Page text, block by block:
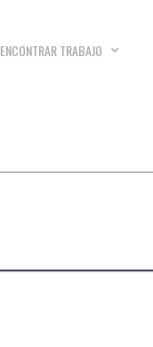
ENCONTRAR TRABAJO